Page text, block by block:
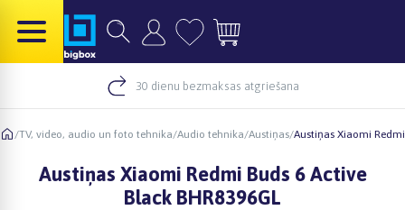
30 dienu bezmaksas atgriešana
/TV, video, audio un foto tehnika/Audio tehnika/Austiņas/Austiņas Xiaomi Redmi
Austiņas Xiaomi Redmi Buds 6 Active
Black BHR8396GL